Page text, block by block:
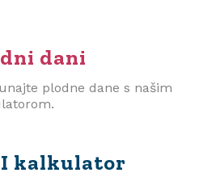
dani
plodne dane s našim
kalkulator